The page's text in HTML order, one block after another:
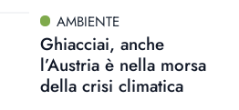
AMBIENTE
Ghiacciai, anche
l’Austria è nella morsa
della crisi climatica